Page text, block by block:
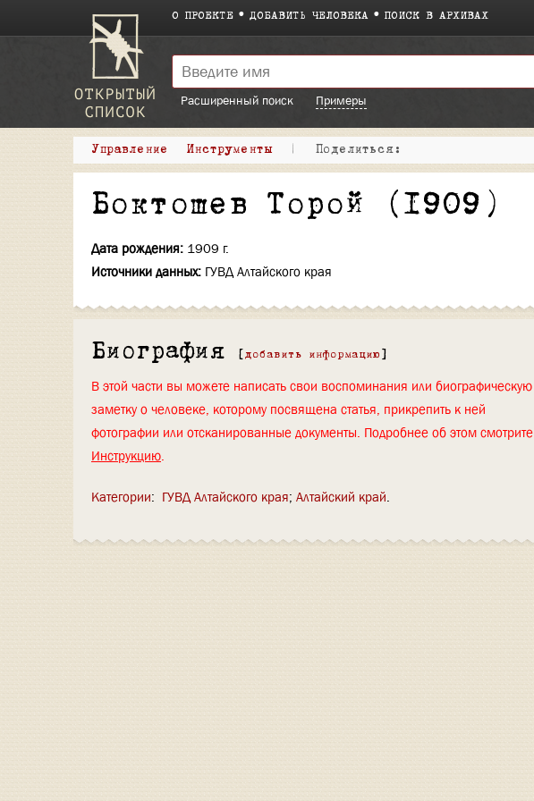
О ПРОЕКТЕ ДОБАВИТЬ ЧЕЛОВЕКА ПОИСК В АРХИВАХ
Расширенный поиск
Примеры
Управление Инструменты | Поделиться:
Боктошев Торой (1909)
Дата рождения: 1909 г.
Источники данных: ГУВД Алтайского края
Биография [ добавить информацию ]
В этой части вы можете написать свои воспоминания или биографическую
заметку о человеке, которому посвящена статья, прикрепить к ней
фотографии или отсканированные документы. Подробнее об этом смотрите
Инструкцию.
Категории: ГУВД Алтайского края Алтайский край